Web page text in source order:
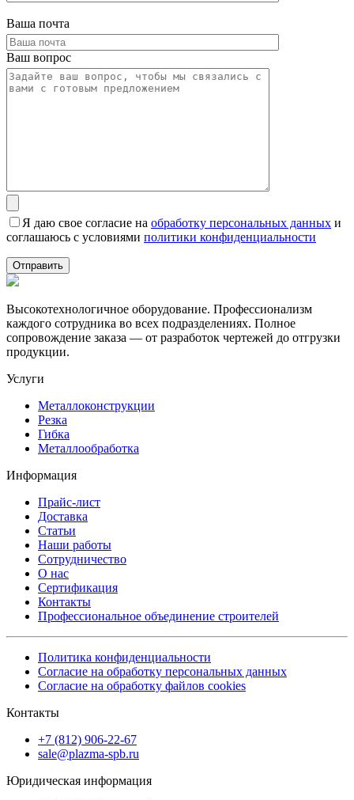
Ваша почта
Ваш вопрос
Я даю свое согласие на обработку персональных данных и
соглашаюсь с условиями политики конфиденциальности
Высокотехнологичное оборудование. Профессионализм
каждого сотрудника во всех подразделениях. Полное
сопровождение заказа — от разработок чертежей до отгрузки
продукции.
Услуги
Металлоконструкции
Резка
Гибка
Металлообработка
Информация
Прайс-лист
Доставка
Статьи
Наши работы
Сотрудничество
О нас
Сертификация
Контакты
Профессиональное объединение строителей
Политика конфиденциальности
Согласие на обработку персональных данных
Согласие на обработку файлов cookies
Контакты
+7 (812) 906-22-67
sale@plazma-spb.ru
Юридическая информация